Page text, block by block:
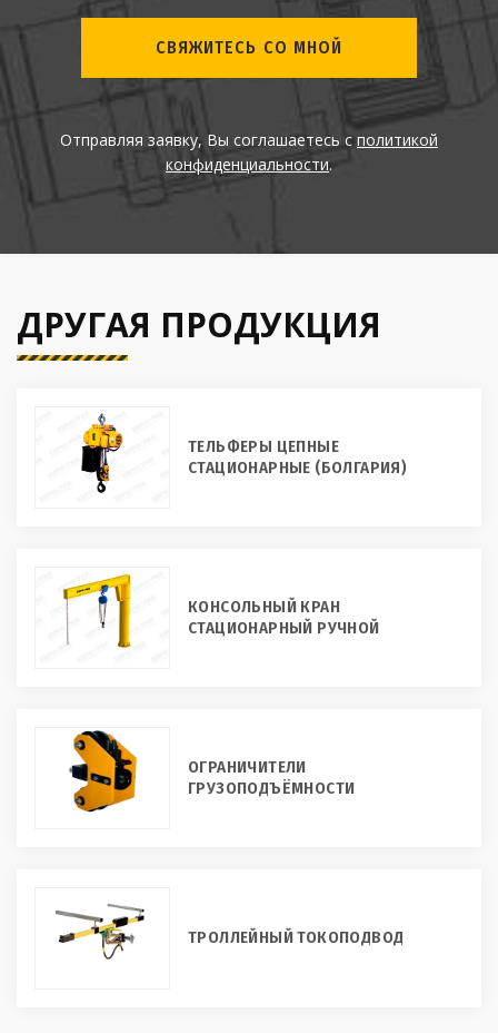
СВЯЖИТЕСЬ СО МНОЙ
Отправляя заявку, Вы соглашаетесь сполитикой
конфиденциальности.
ДРУГАЯ ПРОДУКЦИЯ
ТЕЛЬФЕРЫ ЦЕПНЫЕ
СТАЦИОНАРНЫЕ (БОЛГАРИЯ)
КОНСОЛЬНЫЙ КРАН
СТАЦИОНАРНЫЙ РУЧНОЙ
ОГРАНИЧИТЕЛИ
ГРУЗОПОДЪЁМНОСТИ
ТРОЛЛЕЙНЫЙ ТОКОПОДВОД